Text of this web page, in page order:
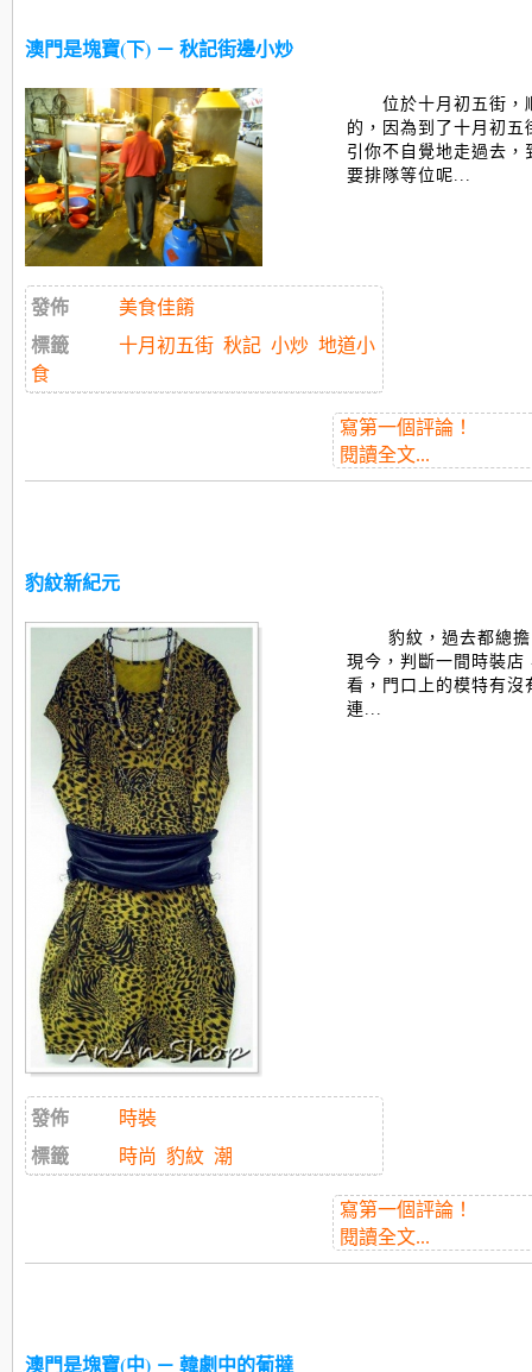
澳門是塊寶(下) － 秋記街邊小炒
位於十月初五街，
的，因為到了十月初
引你不自覺地走過去
要排隊等位呢...
發佈
美食佳餚
標籤
十月初五街 秋記 小炒 地道小
食
寫第一個評論！
閱讀全文...
豹紋新紀元
豹紋，過去都總
現今，判斷一間時裝店
看，門口上的模特有沒
連...
發佈
時裝
標籤
時尚 豹紋 潮
寫第一個評論！
閱讀全文...